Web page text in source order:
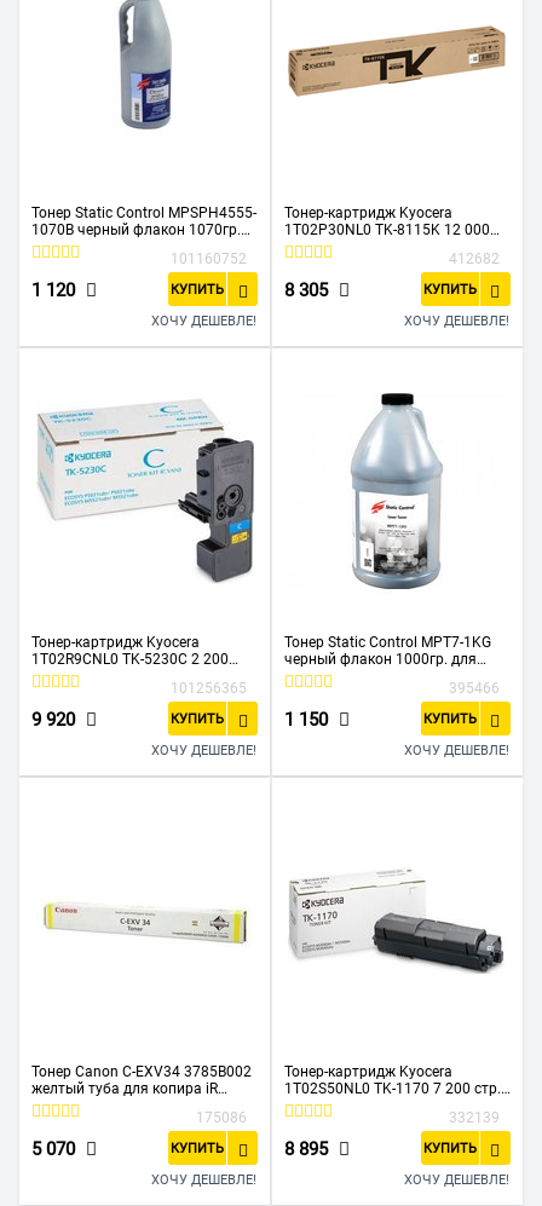
Тонер Static Control MPSPH4555-
1070B черный флакон 1070гр.
для принтера HP
LJM4555/M601/LJP4014101160752
1 120 КУПИТЬ
ХОЧУ ДЕШЕВЛЕ!
Тонер-картридж Kyocera
1T02P30NL0 TK-8115K 12 000
стр. Black для
412682
8 305 КУПИТЬ
ХОЧУ ДЕШЕВЛЕ!
Тонер-картридж Kyocera
1T02R9CNL0 TK-5230C 2 200
стр. Cyan для P5021cdn/cdw,
101256365
9 920 КУПИТЬ
ХОЧУ ДЕШЕВЛЕ!
Тонер Static Control MPT7-1KG
черный флакон 1000гр. для
принтера HP
395466
1 150 КУПИТЬ
ХОЧУ ДЕШЕВЛЕ!
Тонер Canon C-EXV34 3785B002
желтый туба для копира iR
C2020/C2025/C2030/C2220/C22
175086
5 070 КУПИТЬ
ХОЧУ ДЕШЕВЛЕ!
Тонер-картридж Kyocera
1T02S50NL0 TK-1170 7 200 стр.
для
M2040dn/M2540dn/M2640idw
332139
8 895 КУПИТЬ
ХОЧУ ДЕШЕВЛЕ!